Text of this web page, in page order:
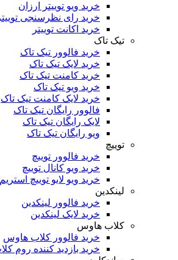
خرید ویو توییتر ارزان
خرید رای نظرسنجی توییتر
خرید اکانت توییتر
تیک تاک
خرید فالوور تیک تاک
خرید لایک تیک تاک
خرید کامنت تیک ‌تاک
خرید ویو تیک تاک
خرید لایک کامنت تیک تاک
فالوور رایگان تیک تاک
لایک رایگان تیک تاک
ویو رایگان تیک تاک
خرید فالوور توییچ
خرید ویو کانال توییچ
خرید ویو لایو توییچ استریم
لینکدین
خرید فالوور لینکدین
خرید لایک لینکدین
کلاب هاوس
خرید فالوور کلاب هاوس
خرید بازدید کننده روم کلاب هاوس